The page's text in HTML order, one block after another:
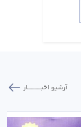
آرشیو اخبـــــــــــار